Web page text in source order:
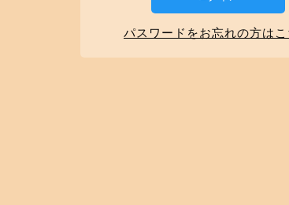
パスワードをお忘れの方はこ